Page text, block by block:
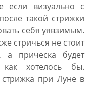
если визуально с
такой стрижки
себя уявзимым.
стричься не стоит
прическа будет
хотелось бы.
при Луне в